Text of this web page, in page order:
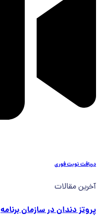
دریافت نوبت فوری
آخرین مقالات
پروتز دندان در سازمان برنامه